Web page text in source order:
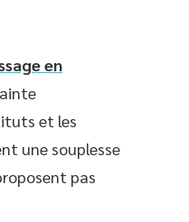
en
et les
une souplesse
pas